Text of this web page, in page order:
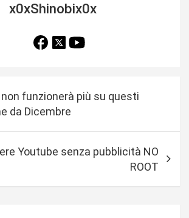
x0xShinobix0x
funzionerà più su questi
da Dicembre
Youtube senza pubblicità NO
ROOT